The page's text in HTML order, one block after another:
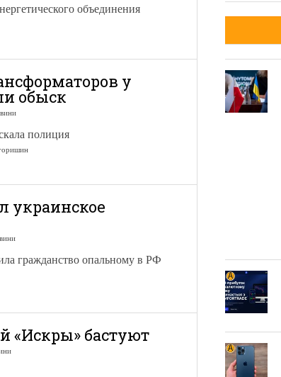
объединения
у
обыск
полиция
украинское
гражданство опальному в РФ
«Искры» бастуют